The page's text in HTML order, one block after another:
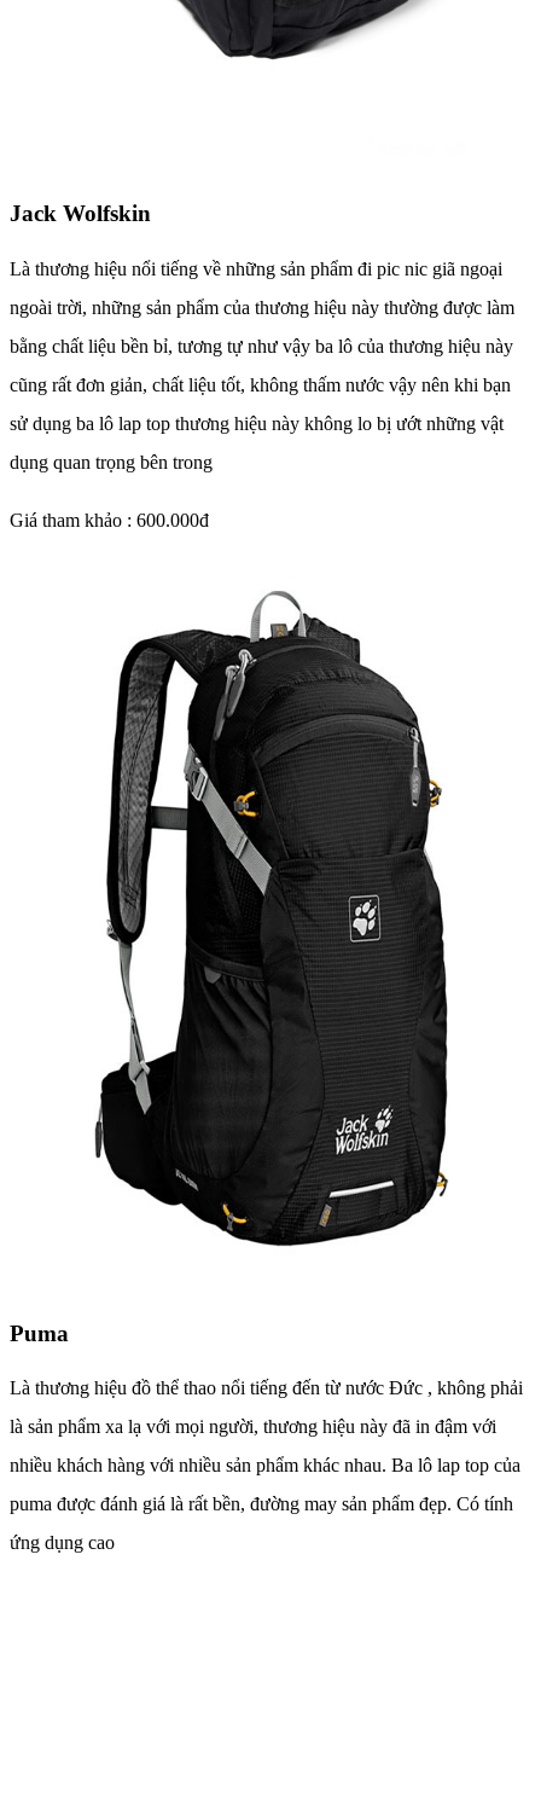
Jack Wolfskin
Là thương hiệu nổi tiếng về những sản phẩm đi pic nic giã ngoại
ngoài trời, những sản phẩm của thương hiệu này thường được làm
bằng chất liệu bền bỉ, tương tự như vậy ba lô của thương hiệu này
cũng rất đơn giản, chất liệu tốt, không thấm nước vậy nên khi bạn
sử dụng ba lô lap top thương hiệu này không lo bị ướt những vật
dụng quan trọng bên trong
Giá tham khảo : 600.000đ
Puma
Là thương hiệu đồ thể thao nổi tiếng đến từ nước Đức , không phải
là sản phẩm xa lạ với mọi người, thương hiệu này đã in đậm với
nhiều khách hàng với nhiều sản phẩm khác nhau. Ba lô lap top của
puma được đánh giá là rất bền, đường may sản phẩm đẹp. Có tính
ứng dụng cao